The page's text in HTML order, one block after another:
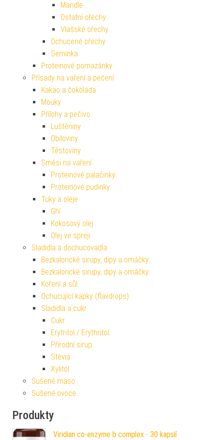
Mandle
Ostatní ořechy
Vlašské ořechy
Ochucené ořechy
Semínka
Proteinové pomazánky
Přísady na vaření a pečení
Kakao a čokoláda
Mouky
Přílohy a pečivo
Luštěniny
Obiloviny
Těstoviny
Směsi na vaření
Proteinové palačinky
Proteinové pudinky
Tuky a oleje
Ghí
Kokosový olej
Olej ve spreji
Sladidla a dochucovadla
Bezkalorické sirupy, dipy a omáčky
Bezkalorické sirupy, dipy a omáčky
Koření a sůl
Ochucující kapky (flavdrops)
Sladidla a cukr
Cukr
Erytritol / Erythritol
Přírodní sirup
Stévia
Xylitol
Sušené maso
Sušené ovoce
Produkty
Viridian co-enzyme b complex - 30 kapslí